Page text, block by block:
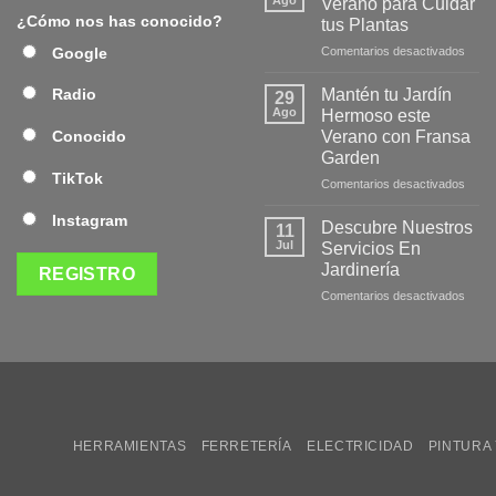
¿Cómo nos has conocido?
Google
Radio
Conocido
TikTok
Instagram
Página
Verano para Cuidar
tus Plantas
Comentarios desactivados
Cuidar
29
Ago
Mantén tu Jardín
Hermoso este
Verano con Fransa
Garden
Comentarios desactivados
11
Jul
Descubre Nuestros
Servicios En
Jardinería
Comentarios desactivados
HERRAMIENTAS FERRETERÍA ELECTRICIDAD PINTURA